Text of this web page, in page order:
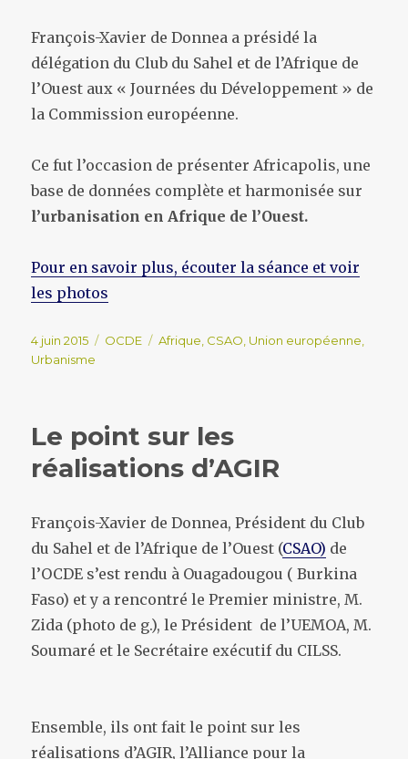
François-Xavier de Donnea a présidé la
délégation du Club du Sahel et de l’Afrique de
l’Ouest aux « Journées du Développement » de
la Commission européenne.
Ce fut l’occasion de présenter Africapolis, une
base de données complète et harmonisée sur
l’urbanisation en Afrique de l’Ouest.
Pour en savoir plus, écouter la séance et voir
les photos
Publié
le
4 juin 2015 Catégories
OCDE Étiquettes
Afrique CSAO Union européenne
Urbanisme
Le point sur les
réalisations d’AGIR
François-Xavier de Donnea, Président du Club
du Sahel et de l’Afrique de l’Ouest (CSAO) de
l’OCDE s’est rendu à Ouagadougou ( Burkina
Faso) et y a rencontré le Premier ministre, M.
Zida (photo de g.), le Président de l’UEMOA, M.
Soumaré et le Secrétaire exécutif du CILSS.
Ensemble, ils ont fait le point sur les
réalisations d’AGIR, l’Alliance pour la